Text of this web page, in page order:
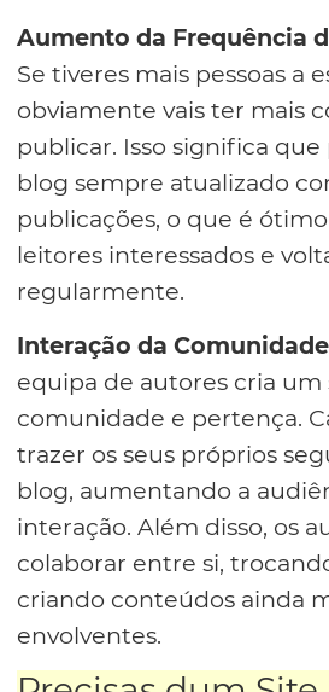
Aumento da Frequência
Se tiveres mais pessoas a
obviamente vais ter mais
publicar. Isso significa
blog sempre atualizado
publicações, o que é
leitores interessados e
regularmente.
Interação da
equipa de autores cria
comunidade e pertença.
trazer os seus próprios
blog, aumentando a
interação. Além disso, os
colaborar entre si,
criando conteúdos ainda
envolventes.